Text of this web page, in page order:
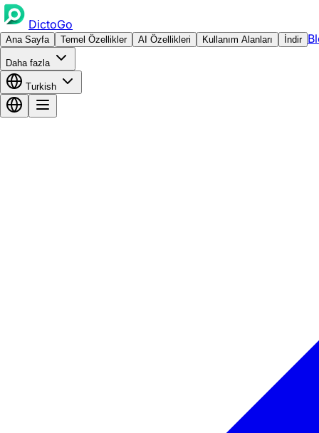
DictoGo
Ana Sayfa Temel Özellikler AI Özellikleri Kullanım Alanları İndir
Daha fazla
Turkish